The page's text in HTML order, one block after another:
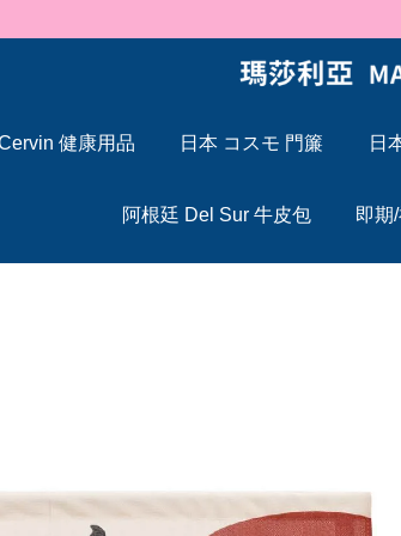
健康用品 日本 コスモ 門簾 日
阿根廷 Del Sur 牛皮包 即期
您的購物車目